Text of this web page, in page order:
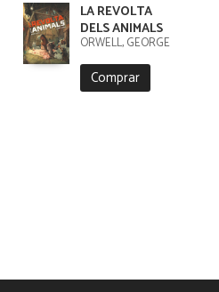
LA REVOLTA
DELS ANIMALS
ORWELL, GEORGE
Comprar